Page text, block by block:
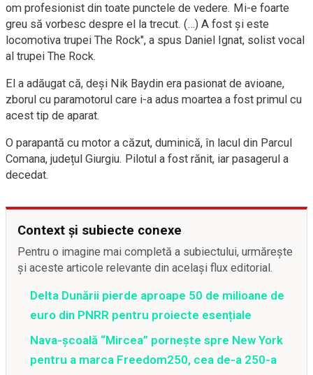
om profesionist din toate punctele de vedere. Mi-e foarte
greu să vorbesc despre el la trecut. (…) A fost și este
locomotiva trupei The Rock", a spus Daniel Ignat, solist vocal
al trupei The Rock.
El a adăugat că, deși Nik Baydin era pasionat de avioane,
zborul cu paramotorul care i-a adus moartea a fost primul cu
acest tip de aparat.
O parapantă cu motor a căzut, duminică, în lacul din Parcul
Comana, județul Giurgiu. Pilotul a fost rănit, iar pasagerul a
decedat.
Context și subiecte conexe
Pentru o imagine mai completă a subiectului, urmărește
și aceste articole relevante din același flux editorial.
Delta Dunării pierde aproape 50 de milioane de
euro din PNRR pentru proiecte esențiale
Nava-școală “Mircea” pornește spre New York
pentru a marca Freedom250, cea de-a 250-a